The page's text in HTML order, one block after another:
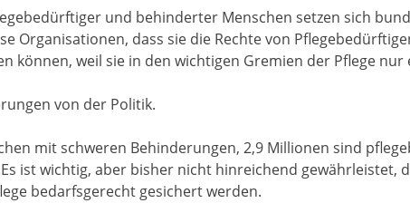
und behinderter Menschen setzen sich
Organisationen, dass sie die Rechte von
können, weil sie in den wichtigen Gremien der Pflege nur
von der Politik.
mit schweren Behinderungen, 2,9 Millionen sind
ist wichtig, aber bisher nicht hinreichend gewährleistet,
bedarfsgerecht gesichert werden.